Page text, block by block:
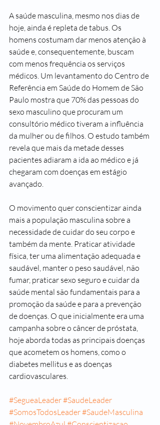
A saúde masculina, mesmo nos dias de
hoje, ainda é repleta de tabus. Os
homens costumam dar menos atenção à
saúde e, consequentemente, buscam
com menos frequência os serviços
médicos. Um levantamento do Centro de
Referência em Saúde do Homem de São
Paulo mostra que 70% das pessoas do
sexo masculino que procuram um
consultório médico tiveram a influência
da mulher ou de filhos. O estudo também
revela que mais da metade desses
pacientes adiaram a ida ao médico e já
chegaram com doenças em estágio
avançado.
O movimento quer conscientizar ainda
mais a população masculina sobre a
necessidade de cuidar do seu corpo e
também da mente. Praticar atividade
física, ter uma alimentação adequada e
saudável, manter o peso saudável, não
fumar, praticar sexo seguro e cuidar da
saúde mental são fundamentais para a
promoção da saúde e para a prevenção
de doenças. O que inicialmente era uma
campanha sobre o câncer de próstata,
hoje aborda todas as principais doenças
que acometem os homens, como o
diabetes mellitus e as doenças
cardiovasculares.
#SegueaLeader#SaudeLeader
#SomosTodosLeader#SaudeMasculina